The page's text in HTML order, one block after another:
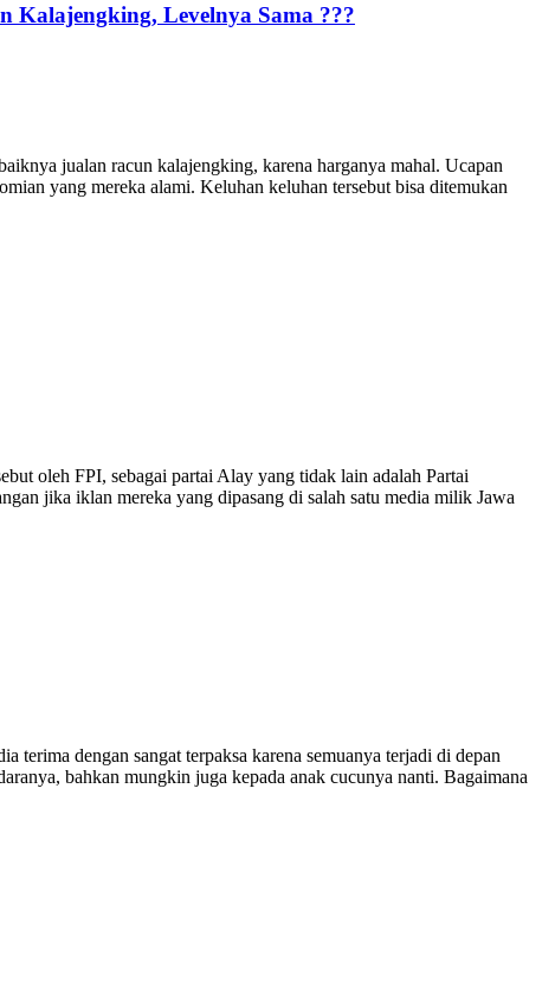
Kalajengking, Levelnya Sama ???
jualan racun kalajengking, karena harganya mahal. Ucapan
yang mereka alami. Keluhan keluhan tersebut bisa ditemukan
oleh FPI, sebagai partai Alay yang tidak lain adalah Partai
jika iklan mereka yang dipasang di salah satu media milik Jawa
terima dengan sangat terpaksa karena semuanya terjadi di depan
bahkan mungkin juga kepada anak cucunya nanti. Bagaimana